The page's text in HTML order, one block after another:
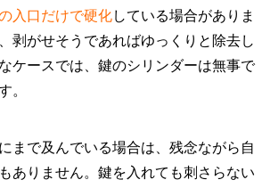
入口だけで硬化している場合がありま
剥がせそうであればゆっくりと除去し
ケースでは、 鍵のシリンダーは無事で
。
まで及んでいる場合は、残念ながら自
ありません。鍵を入れても刺さらない